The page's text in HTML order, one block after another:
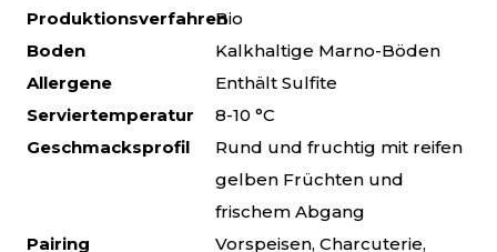
ProduktionsverfahrenBio
Boden
Kalkhaltige Marno-Böden
Allergene
Enthält Sulfite
Serviertemperatur
8-10 °C
Geschmacksprofil
Rund und fruchtig mit reifen
gelben Früchten und
frischem Abgang
Pairing
Vorspeisen, Charcuterie,